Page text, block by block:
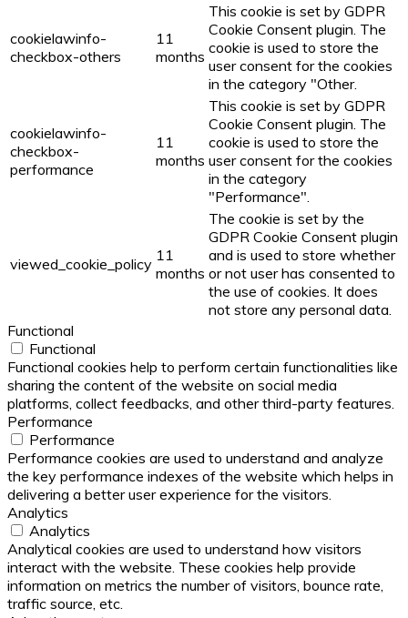
cookielawinfo-
checkbox-others
11
months
This cookie is set by GDPR
Cookie Consent plugin. The
cookie is used to store the
user consent for the cookies
in the category "Other.
cookielawinfo-
checkbox-
performance
11
months
This cookie is set by GDPR
Cookie Consent plugin. The
cookie is used to store the
user consent for the cookies
in the category
"Performance".
viewed_cookie_policy 11
months
The cookie is set by the
GDPR Cookie Consent plugin
and is used to store whether
or not user has consented to
the use of cookies. It does
not store any personal data.
Functional
Functional
Functional cookies help to perform certain functionalities like
sharing the content of the website on social media
platforms, collect feedbacks, and other third-party features.
Performance
Performance
Performance cookies are used to understand and analyze
the key performance indexes of the website which helps in
delivering a better user experience for the visitors.
Analytics
Analytics
Analytical cookies are used to understand how visitors
interact with the website. These cookies help provide
information on metrics the number of visitors, bounce rate,
traffic source, etc.